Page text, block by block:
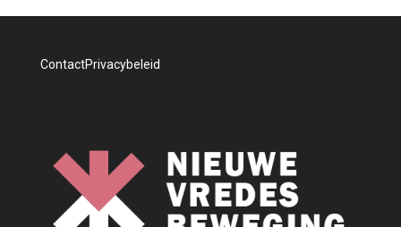
ContactPrivacybeleid